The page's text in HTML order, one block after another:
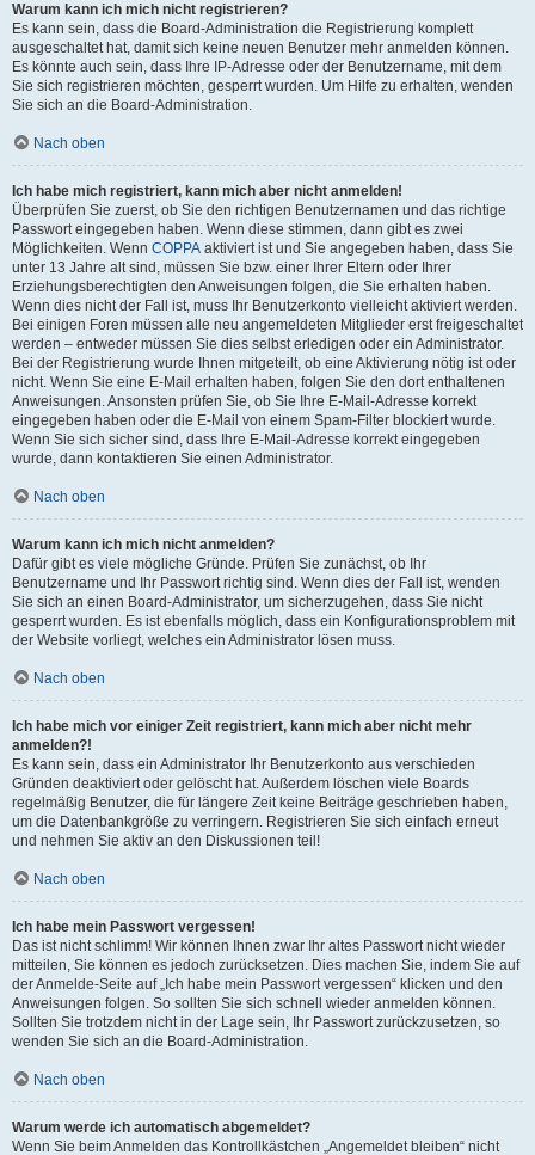
Warum kann ich mich nicht registrieren?
Es kann sein, dass die Board-Administration die Registrierung komplett
ausgeschaltet hat, damit sich keine neuen Benutzer mehr anmelden können.
Es könnte auch sein, dass Ihre IP-Adresse oder der Benutzername, mit dem
Sie sich registrieren möchten, gesperrt wurden. Um Hilfe zu erhalten, wenden
Sie sich an die Board-Administration.
Nach oben
Ich habe mich registriert, kann mich aber nicht anmelden!
Überprüfen Sie zuerst, ob Sie den richtigen Benutzernamen und das richtige
Passwort eingegeben haben. Wenn diese stimmen, dann gibt es zwei
Möglichkeiten. Wenn COPPA aktiviert ist und Sie angegeben haben, dass Sie
unter 13 Jahre alt sind, müssen Sie bzw. einer Ihrer Eltern oder Ihrer
Erziehungsberechtigten den Anweisungen folgen, die Sie erhalten haben.
Wenn dies nicht der Fall ist, muss Ihr Benutzerkonto vielleicht aktiviert werden.
Bei einigen Foren müssen alle neu angemeldeten Mitglieder erst freigeschaltet
werden – entweder müssen Sie dies selbst erledigen oder ein Administrator.
Bei der Registrierung wurde Ihnen mitgeteilt, ob eine Aktivierung nötig ist oder
nicht. Wenn Sie eine E-Mail erhalten haben, folgen Sie den dort enthaltenen
Anweisungen. Ansonsten prüfen Sie, ob Sie Ihre E-Mail-Adresse korrekt
eingegeben haben oder die E-Mail von einem Spam-Filter blockiert wurde.
Wenn Sie sich sicher sind, dass Ihre E-Mail-Adresse korrekt eingegeben
wurde, dann kontaktieren Sie einen Administrator.
Nach oben
Warum kann ich mich nicht anmelden?
Dafür gibt es viele mögliche Gründe. Prüfen Sie zunächst, ob Ihr
Benutzername und Ihr Passwort richtig sind. Wenn dies der Fall ist, wenden
Sie sich an einen Board-Administrator, um sicherzugehen, dass Sie nicht
gesperrt wurden. Es ist ebenfalls möglich, dass ein Konfigurationsproblem mit
der Website vorliegt, welches ein Administrator lösen muss.
Nach oben
Ich habe mich vor einiger Zeit registriert, kann mich aber nicht mehr
anmelden?!
Es kann sein, dass ein Administrator Ihr Benutzerkonto aus verschieden
Gründen deaktiviert oder gelöscht hat. Außerdem löschen viele Boards
regelmäßig Benutzer, die für längere Zeit keine Beiträge geschrieben haben,
um die Datenbankgröße zu verringern. Registrieren Sie sich einfach erneut
und nehmen Sie aktiv an den Diskussionen teil!
Nach oben
Ich habe mein Passwort vergessen!
Das ist nicht schlimm! Wir können Ihnen zwar Ihr altes Passwort nicht wieder
mitteilen, Sie können es jedoch zurücksetzen. Dies machen Sie, indem Sie auf
der Anmelde-Seite auf „Ich habe mein Passwort vergessen“ klicken und den
Anweisungen folgen. So sollten Sie sich schnell wieder anmelden können.
Sollten Sie trotzdem nicht in der Lage sein, Ihr Passwort zurückzusetzen, so
wenden Sie sich an die Board-Administration.
Nach oben
Warum werde ich automatisch abgemeldet?
Wenn Sie beim Anmelden das Kontrollkästchen „Angemeldet bleiben“ nicht